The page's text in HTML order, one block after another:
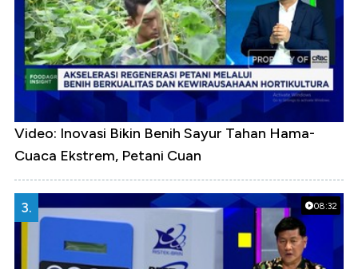
Video: Inovasi Bikin Benih Sayur Tahan Hama-
Cuaca Ekstrem, Petani Cuan
08:32
3.